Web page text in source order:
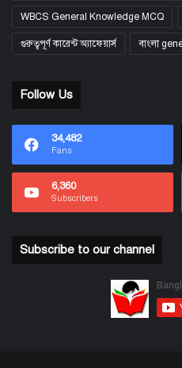
WBCS General Knowledge MCQ
গুরুত্বপূর্ণ কারেন্ট অ্যাফেয়ার্স বাংলা
Follow Us
34,482
Fans
6,360
Subscribers
Subscribe to our channel